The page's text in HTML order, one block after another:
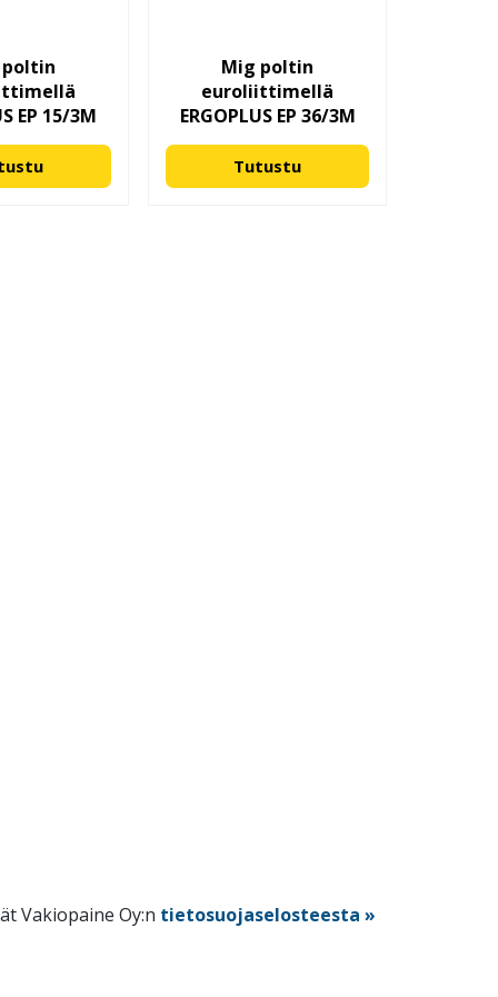
EP 15/3M
Mig poltin
euroliittimellä
ERGOPLUS EP 36/3M
Tutustu
Vakiopaine Oy:n tietosuojaselosteesta »